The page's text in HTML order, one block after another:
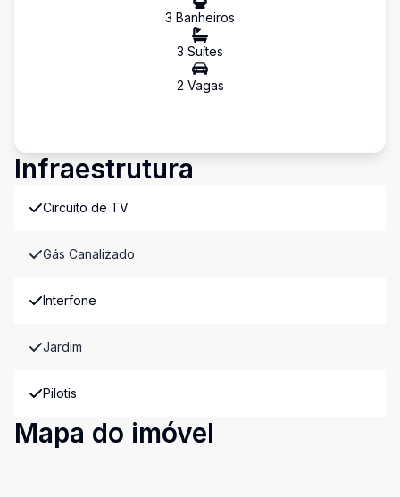
3 Banheiros
3 Suítes
2 Vagas
Infraestrutura
Circuito de TV
Gás Canalizado
Interfone
Jardim
Pilotis
Mapa do imóvel